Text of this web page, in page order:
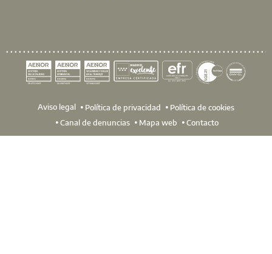
Aviso legal Política de privacidad
Política de cookies
Canal de denuncias
Mapa web Contacto